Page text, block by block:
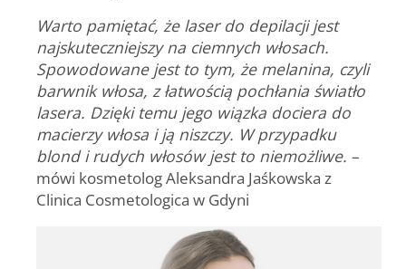
Warto pamiętać, że laser do depilacji jest
najskuteczniejszy na ciemnych włosach.
Spowodowane jest to tym, że melanina, czyli
barwnik włosa, z łatwością pochłania światło
lasera. Dzięki temu jego wiązka dociera do
macierzy włosa i ją niszczy. W przypadku
blond i rudych włosów jest to niemożliwe. –
mówi kosmetolog Aleksandra Jaśkowska z
Clinica Cosmetologica w Gdyni